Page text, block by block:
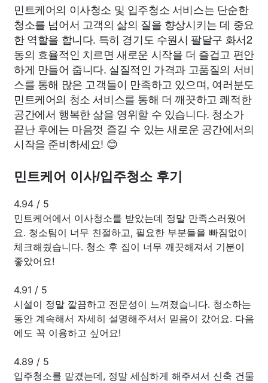
민트케어의 이사청소 및 입주청소 서비스는 단순한
청소를 넘어서 고객의 삶의 질을 향상시키는 데 중요
한 역할을 합니다. 특히 경기도 수원시 팔달구 화서2
동의 효율적인 치르면 새로운 시작을 더 즐겁고 편안
하게 만들어 줍니다. 실질적인 가격과 고품질의 서비
스를 통해 많은 고객들이 만족하고 있으며, 여러분도
민트케어의 청소 서비스를 통해 더 깨끗하고 쾌적한
공간에서 행복한 삶을 영위할 수 있습니다. 청소가
끝난 후에는 마음껏 즐길 수 있는 새로운 공간에서의
시작을 준비하세요! 😊
민트케어 이사/입주청소 후기
4.94 / 5
민트케어에서 이사청소를 받았는데 정말 만족스러웠어
요. 청소팀이 너무 친절하고, 필요한 부분들을 빠짐없이
체크해줬습니다. 청소 후 집이 너무 깨끗해져서 기분이
좋았어요!
4.91 / 5
시설이 정말 깔끔하고 전문성이 느껴졌습니다. 청소하는
동안 계속해서 자세히 설명해주셔서 믿음이 갔어요. 다음
에도 꼭 이용하고 싶어요!
4.89 / 5
입주청소를 맡겼는데, 정말 세심하게 해주셔서 신축 건물